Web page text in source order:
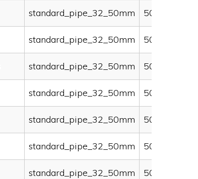
standard_pipe_32_50mm 50000
standard_pipe_32_50mm 50000
standard_pipe_32_50mm 50000
standard_pipe_32_50mm 50000
standard_pipe_32_50mm 50000
standard_pipe_32_50mm 50000
standard_pipe_32_50mm 50000